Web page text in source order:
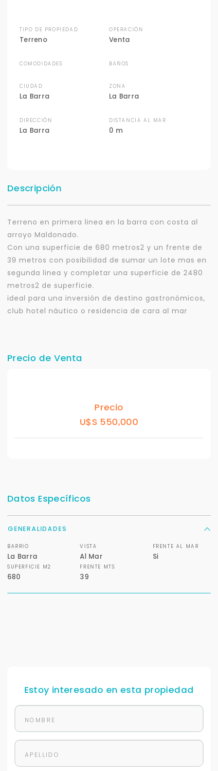
TIPO DE PROPIEDAD
Terreno
OPERACIÓN
Venta
COMODIDADES BAÑOS
CIUDAD
La Barra
ZONA
La Barra
DIRECCIÓN
La Barra
DISTANCIA AL MAR
0 m
Descripción
Terreno en primera linea en la barra con costa al
arroyo Maldonado.
Con una superficie de 680 metros2 y un frente de
39 metros con posibilidad de sumar un lote mas en
segunda linea y completar una superficie de 2480
metros2 de superficie.
ideal para una inversión de destino gastronómicos,
club hotel náutico o residencia de cara al mar
Precio de Venta
Precio
U$S 550,000
Datos Específicos
GENERALIDADES
BARRIO
La Barra
VISTA
Al Mar
FRENTE AL MAR
Si
SUPERFICIE M2
680
FRENTE MTS
39
Estoy interesado en esta propiedad
Para responderte
mejor y más rápido